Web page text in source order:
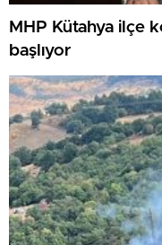
MHP Kütahya ilçe
başlıyor